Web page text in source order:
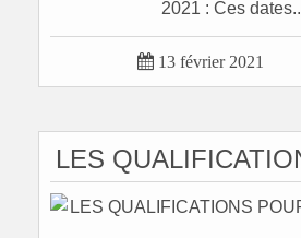
2021 : Ces
 13 février 2021